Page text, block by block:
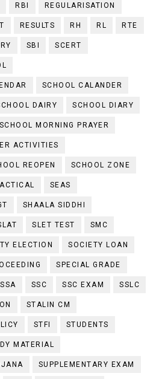
RBI REGULARISATION
RESULTS RH RL RTE
SBI SCERT
SCHOOL CALANDER
DAIRY SCHOOL DIARY
SCHOOL MORNING PRAYER
ACTIVITIES
REOPEN SCHOOL ZONE
SEAS
SHAALA SIDDHI
SLET TEST SMC
ELECTION SOCIETY LOAN
SPECIAL GRADE
SSA SSC SSC EXAM SSLC
STALIN CM
STFI STUDENTS
MATERIAL
SUPPLEMENTARY EXAM